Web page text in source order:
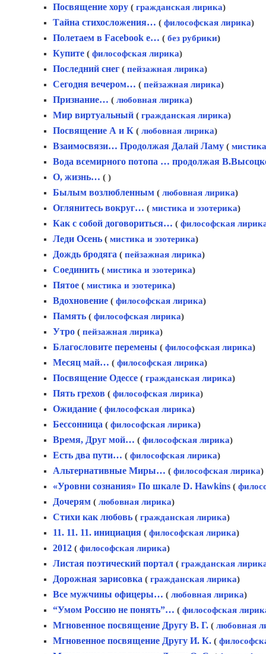
Посвящение хору(гражданская лирика)
Тайна стихосложения…(философская лирика)
Полетаем в Facebook e…(без рубрики)
Купите(философская лирика)
Последний снег(пейзажная лирика)
Сегодня вечером…(пейзажная лирика)
Признание…(любовная лирика)
Мир виртуальный(гражданская лирика)
Посвящение А и К(любовная лирика)
Взаимосвязи… Продолжая Далай Ламу(
Вода всемирного потопа … продолжая
О, жизнь…( )
Былым возлюбленным(любовная лирика)
Оглянитесь вокруг…(мистика и эзотерика)
Как с собой договориться…(философская
Леди Осень(мистика и эзотерика)
Дождь бродяга(пейзажная лирика)
Соединить(мистика и эзотерика)
Пятое(мистика и эзотерика)
Вдохновение(философская лирика)
Память(философская лирика)
Утро(пейзажная лирика)
Благословите перемены(философская лирика)
Mесяц май…(философская лирика)
Посвящение Одессе(гражданская лирика)
Пять грехов(философская лирика)
Ожидание(философская лирика)
Бессонница(философская лирика)
Время, Друг мой…(философская лирика)
Есть два пути…(философская лирика)
Альтернативные Миры…(философская лирика)
«Уровни сознания» По шкале D. Hawkins(
Дочерям(любовная лирика)
Стихи как любовь(гражданская лирика)
11. 11. 11. инициация(философская лирика)
2012(философская лирика)
Листая поэтический портал(гражданская
Дорожная зарисовка(гражданская лирика)
Все мужчины офицеры…(любовная лирика)
“Умом Россию не понять”…(философская
Мгновенное посвящение Другу В. Г.(любовная
Мгновенное посвящение Другу И. К.(